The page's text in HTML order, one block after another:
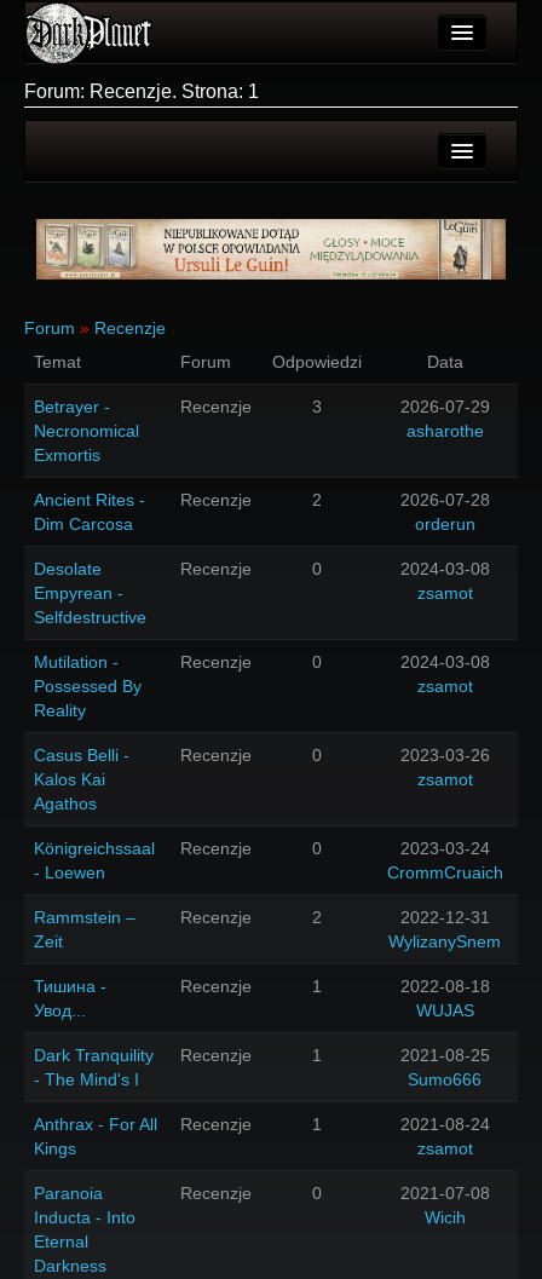
Użytkownicy
Galeria
Forum
Forum: Recenzje. Strona: 1
Nowe tematy
Login
Rejestracja
Forum » Recenzje
Temat
Forum Odpowiedzi Data
Betrayer -
Necronomical
Exmortis
Recenzje 3
2026-07-29
asharothe
Ancient Rites -
Dim Carcosa
Recenzje 2
2026-07-28
orderun
Desolate
Empyrean -
Selfdestructive
Recenzje 0
2024-03-08
zsamot
Mutilation -
Possessed By
Reality
Recenzje 0
2024-03-08
zsamot
Casus Belli -
Kalos Kai
Agathos
Recenzje 0
2023-03-26
zsamot
Königreichssaal
- Loewen
Recenzje 0
2023-03-24
CrommCruaich
Rammstein –
Zeit
Recenzje 2
2022-12-31
WylizanySnem
Тишина -
Увод...
Recenzje 1
2022-08-18
WUJAS
Dark Tranquility
- The Mind's I
Recenzje 1
2021-08-25
Sumo666
Anthrax - For All
Kings
Recenzje 1
2021-08-24
zsamot
Paranoia
Inducta - Into
Eternal
Darkness
Recenzje 0
2021-07-08
Wicih